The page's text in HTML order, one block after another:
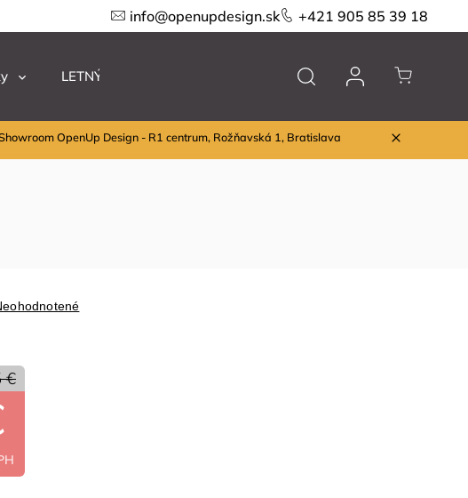
info@openupdesign.sk +421 905 85 39 18
LETNÝ VÝPREDAJ Značky
OpenUp Design - R1 centrum, Rožňavská 1, Bratislava
€